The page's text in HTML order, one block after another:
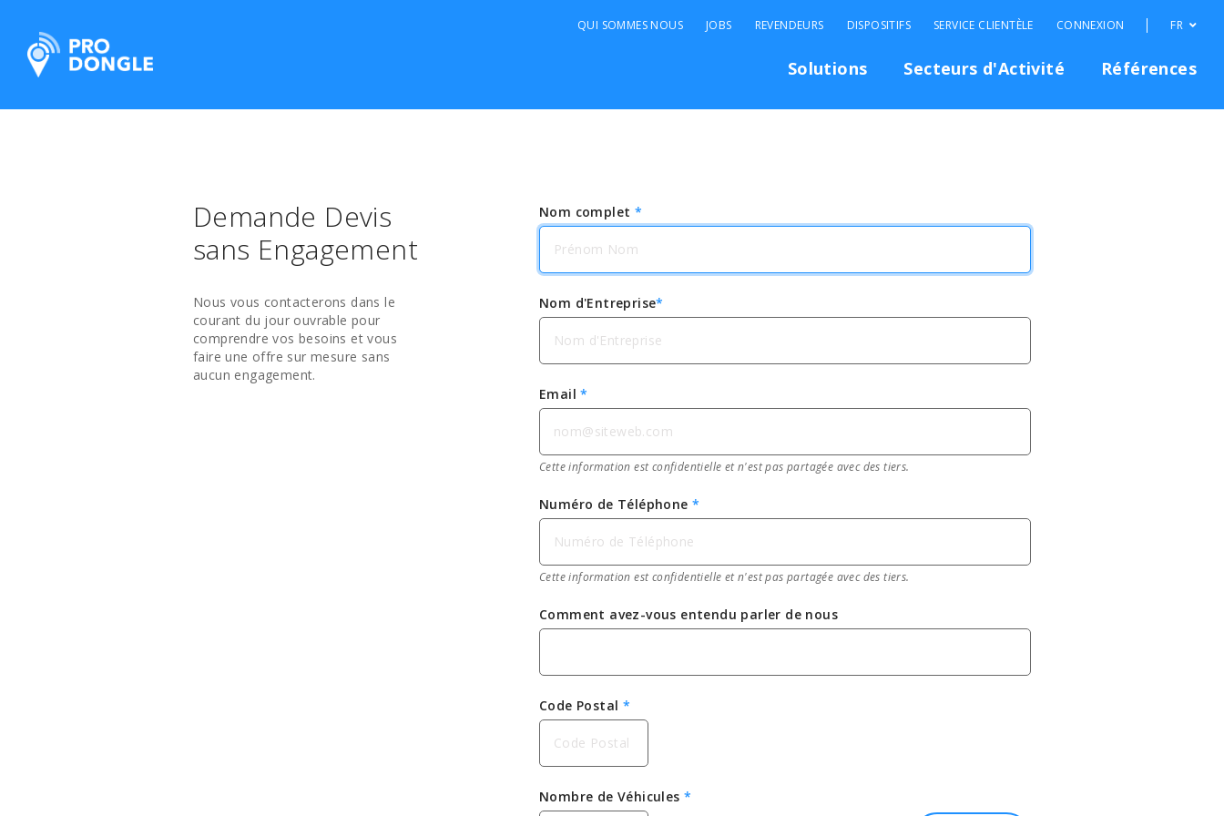
ProDongle Géolocalisation
Solutions Secteurs d'Activité Références
QUI SOMMES NOUS JOBS REVENDEURS DISPOSITIFS SERVICE CLIENTÈLE CONNEXION FR
Demande Devis
sans Engagement
Nous vous contacterons dans le
courant du jour ouvrable pour
comprendre vos besoins et vous
faire une offre sur mesure sans
aucun engagement.
Nom complet *
Nom d'Entreprise*
Email*
Cette information est confidentielle et n'est pas partagée avec des tiers.
Numéro de Téléphone *
Cette information est confidentielle et n'est pas partagée avec des tiers.
Comment avez-vous entendu parler de nous
Code Postal *
Nombre de Véhicules *